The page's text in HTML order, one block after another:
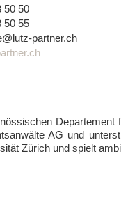
50 50
50 55
partner.ch
AG und
Zürich und spielt